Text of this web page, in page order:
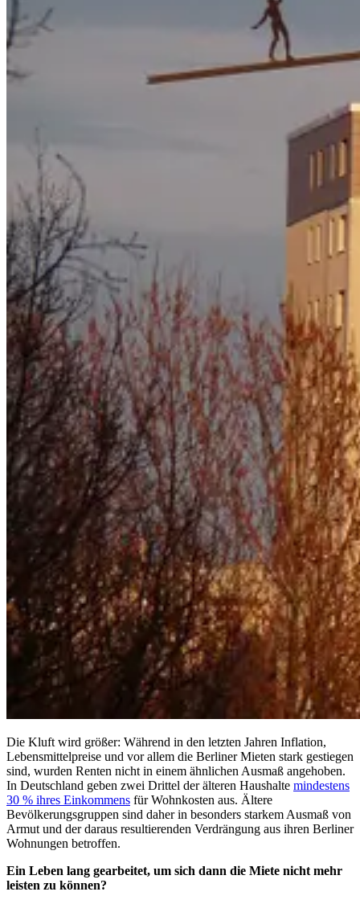
Die Kluft wird größer: Während in den letzten Jahren Inflation,
Lebensmittelpreise und vor allem die Berliner Mieten stark gestiegen
sind, wurden Renten nicht in einem ähnlichen Ausmaß angehoben.
In Deutschland geben zwei Drittel der älteren Haushalte mindestens
30 % ihres Einkommens für Wohnkosten aus. Ältere
Bevölkerungsgruppen sind daher in besonders starkem Ausmaß von
Armut und der daraus resultierenden Verdrängung aus ihren Berliner
Wohnungen betroffen.
Ein Leben lang gearbeitet, um sich dann die Miete nicht mehr
leisten zu können?